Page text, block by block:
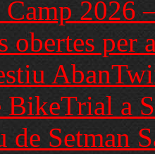
2026
obertes per
BikeTrial a
Setman